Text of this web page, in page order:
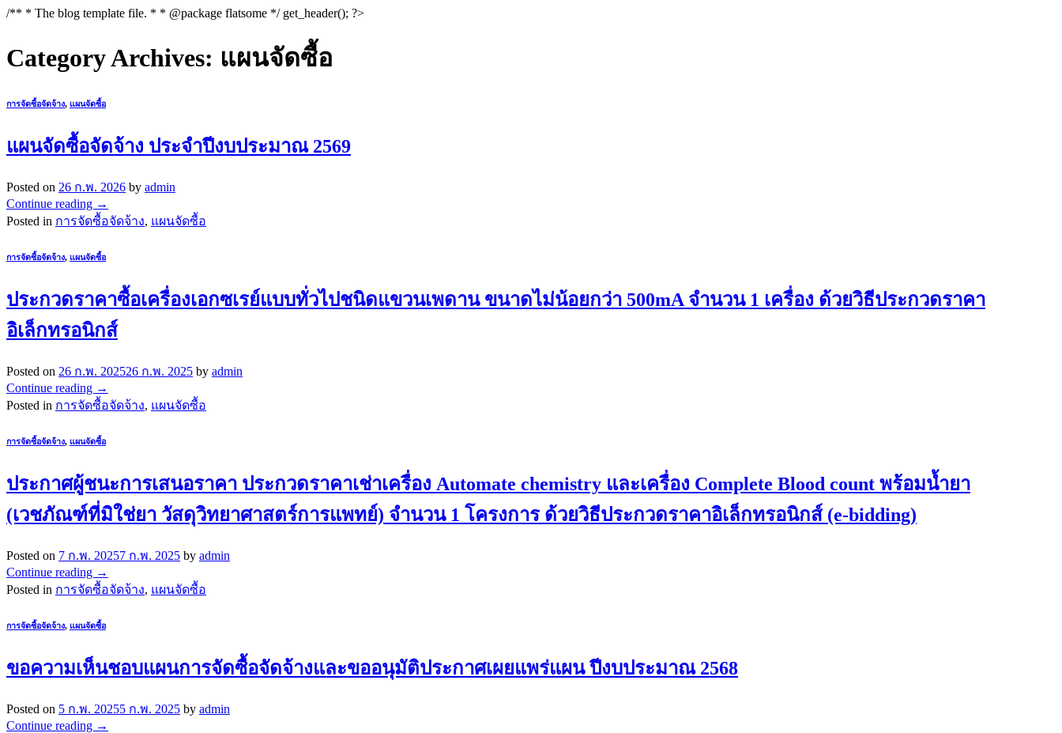
/** * The blog template file. * * @package flatsome */ get_header(); ?>
Category Archives: แผนจัดซื้อ
การจัดซื้อจัดจ้าง, แผนจัดซื้อ
แผนจัดซื้อจัดจ้าง ประจำปีงบประมาณ 2569
Posted on 26 ก.พ. 2026 by admin
Continue reading →
Posted in การจัดซื้อจัดจ้าง, แผนจัดซื้อ
การจัดซื้อจัดจ้าง, แผนจัดซื้อ
ประกวดราคาซื้อเครื่องเอกซเรย์แบบทั่วไปชนิดแขวนเพดาน ขนาดไม่น้อยกว่า 500mA จำนวน 1 เครื่อง ด้วยวิธีประกวดราคา
อิเล็กทรอนิกส์
Posted on 26 ก.พ. 202526 ก.พ. 2025 by admin
Continue reading →
Posted in การจัดซื้อจัดจ้าง, แผนจัดซื้อ
การจัดซื้อจัดจ้าง, แผนจัดซื้อ
ประกาศผู้ชนะการเสนอราคา ประกวดราคาเช่าเครื่อง Automate chemistry และเครื่อง Complete Blood count พร้อมน้ำยา
(เวชภัณฑ์ที่มิใช่ยา วัสดุวิทยาศาสตร์การแพทย์) จำนวน 1 โครงการ ด้วยวิธีประกวดราคาอิเล็กทรอนิกส์ (e-bidding)
Posted on 7 ก.พ. 20257 ก.พ. 2025 by admin
Continue reading →
Posted in การจัดซื้อจัดจ้าง, แผนจัดซื้อ
การจัดซื้อจัดจ้าง, แผนจัดซื้อ
ขอความเห็นชอบแผนการจัดซื้อจัดจ้างและขออนุมัติประกาศเผยแพร่แผน ปีงบประมาณ 2568
Posted on 5 ก.พ. 20255 ก.พ. 2025 by admin
Continue reading →